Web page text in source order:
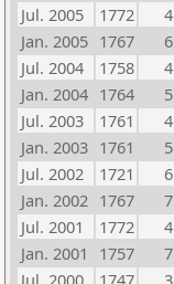
Jul. 2005
1772 4
Jan. 2005 1767 6
Jul. 2004
1758 4
Jan. 2004 1764 5
Jul. 2003
1761 4
Jan. 2003 1761 5
Jul. 2002
1721 6
Jan. 2002 1767 7
Jul. 2001
1772 4
Jan. 2001
1757 7
Jul. 2000
1747 3